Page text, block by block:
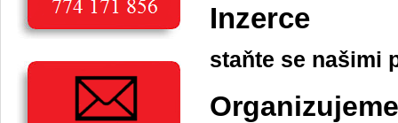
Inzerce
staňte se našimi